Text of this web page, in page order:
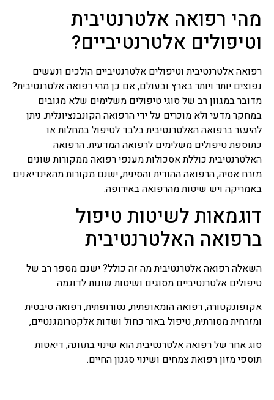
מהי רפואה אלטרנטיבית
וטיפולים אלטרנטיביים?
רפואה אלטרנטיבית וטיפולים אלטרנטיביים הולכים ונעשים
נפוצים יותר ויותר בארץ ובעולם, אם כן מהי רפואה אלטרנטיבית?
מדובר במגוון רב של סוגי טיפולים משלימים שלא מגובים
במחקר מדעי ולא מוכרים על ידי הרפואה הקונבנציונלית. ניתן
להיעזר ברפואה האלטרנטיבית בלבד לטיפול במחלות או
כתוספת טיפולים משלימים לרפואה המדעית. הרפואה
האלטרנטיבית כוללת אסכולות מענפי רפואה ממקורות שונים
מזרח אסיה, הרפואה ההודית והסינית, ישנם מקורות מהאינדיאנים
באמריקה ויש שיטות מהרפואה באירופה.
דוגמאות לשיטות טיפול
ברפואה האלטרנטיבית
השאלה רפואה אלטרנטיבית מה זה כולל? ישנם מספר רב של
טיפולים אלטרנטיביים מסוגים ושיטות שונות לדוגמה:
אקופונקטורה, רפואה הומאופתית, נטורופתית, רפואה טיבטית
ומזרחית מסורתית, טיפול באור כחול ושדות אלקטרומגנטיים,
סוג אחר של רפואה אלטרנטיבית הוא שינוי בתזונה, דיאטות
תוספי מזון רפואת צמחים ושינוי סגנון החיים.